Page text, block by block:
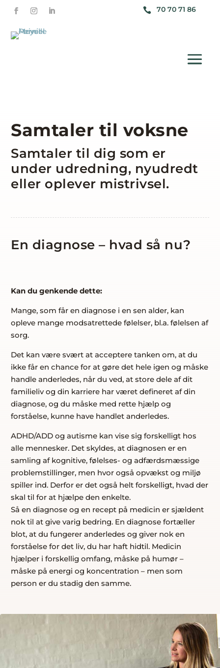
 70 70 71 86
Samtaler til voksne
Samtaler til dig som er
under udredning, nyudredt
eller oplever mistrivsel.
En diagnose – hvad så nu?
Kan du genkende dette:
Mange, som får en diagnose i en sen alder, kan
opleve mange modsatrettede følelser, bl.a. følelsen af
sorg.
Det kan være svært at acceptere tanken om, at du
ikke får en chance for at gøre det hele igen og måske
handle anderledes, når du ved, at store dele af dit
familieliv og din karriere har været defineret af din
diagnose, og du måske med rette hjælp og
forståelse, kunne have handlet anderledes.
ADHD/ADD og autisme kan vise sig forskelligt hos
alle mennesker. Det skyldes, at diagnosen er en
samling af kognitive, følelses- og adfærdsmæssige
problemstillinger, men hvor også opvækst og miljø
spiller ind. Derfor er det også helt forskelligt, hvad der
skal til for at hjælpe den enkelte.
Så en diagnose og en recept på medicin er sjældent
nok til at give varig bedring. En diagnose fortæller
blot, at du fungerer anderledes og giver nok en
forståelse for det liv, du har haft hidtil. Medicin
hjælper i forskellig omfang, måske på humør –
måske på energi og koncentration – men som
person er du stadig den samme.